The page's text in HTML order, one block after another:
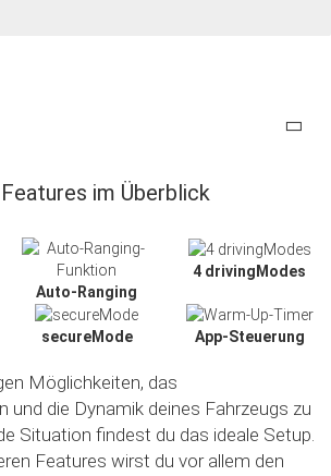
im Überblick
Auto-Ranging
4 drivingModes
secureMode App-Steuerung
Möglichkeiten, das
und die Dynamik deines Fahrzeugs zu
Situation findest du das ideale Setup.
Features wirst du vor allem den